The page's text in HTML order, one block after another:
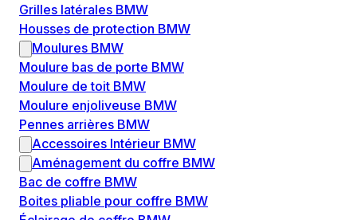
Grilles latérales BMW
Housses de protection BMW
Moulures BMW
Moulure bas de porte BMW
Moulure de toit BMW
Moulure enjoliveuse BMW
Pennes arrières BMW
Accessoires Intérieur BMW
Aménagement du coffre BMW
Bac de coffre BMW
Boites pliable pour coffre BMW